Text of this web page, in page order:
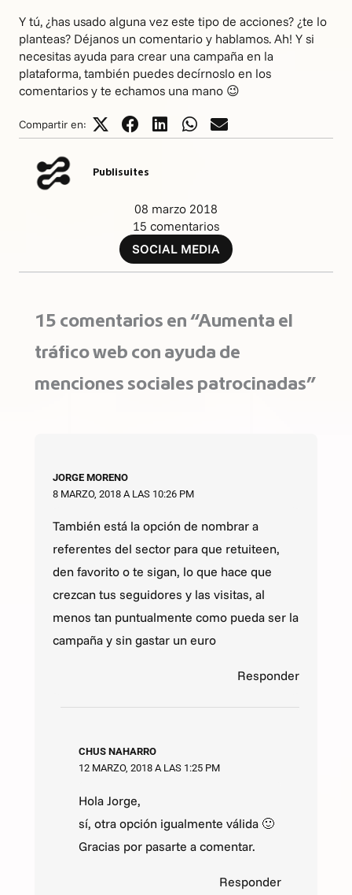
Y tú, ¿has usado alguna vez este tipo de acciones? ¿te lo
planteas? Déjanos un comentario y hablamos. Ah! Y si
necesitas ayuda para crear una campaña en la
plataforma, también puedes decírnoslo en los
comentarios y te echamos una mano 😉
Compartir en:
Publisuites
08 marzo 2018
15 comentarios
SOCIAL MEDIA
15 comentarios en “Aumenta el
tráfico web con ayuda de
menciones sociales patrocinadas”
JORGE MORENO
8 MARZO, 2018 A LAS 10:26 PM
También está la opción de nombrar a
referentes del sector para que retuiteen,
den favorito o te sigan, lo que hace que
crezcan tus seguidores y las visitas, al
menos tan puntualmente como pueda ser la
campaña y sin gastar un euro
Responder
CHUS NAHARRO
12 MARZO, 2018 A LAS 1:25 PM
Hola Jorge,
sí, otra opción igualmente válida 🙂
Gracias por pasarte a comentar.
Responder